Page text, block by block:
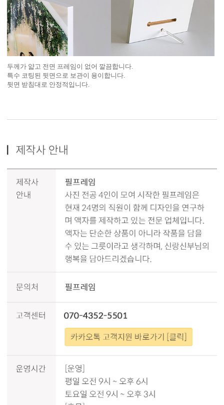
두께가 얇고 전면 프레임이 없어 깔끔합니다.
특수 코팅된 뒷면으로 보관이 용이합니다.
뒷면 받침대로 안정적입니다.